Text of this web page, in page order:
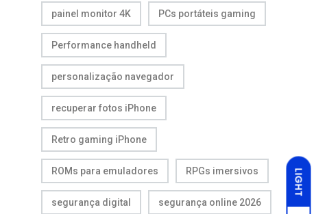
LIGHT
painel monitor 4K PCs portáteis gaming
Performance handheld
personalização navegador
recuperar fotos iPhone
Retro gaming iPhone
ROMs para emuladores RPGs imersivos
segurança digital segurança online 2026